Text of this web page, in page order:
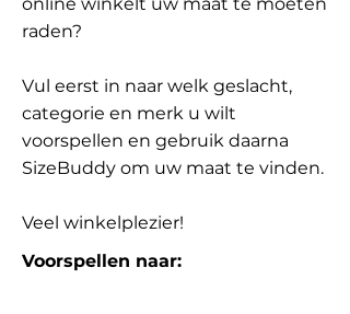
raden?
Vul eerst in naar welk geslacht,
categorie en merk u wilt
voorspellen en gebruik daarna
SizeBuddy om uw maat te vinden.
Veel winkelplezier!
Voorspellen naar: